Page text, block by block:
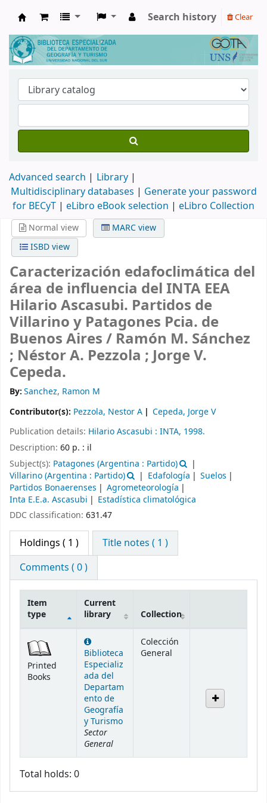
Biblioteca de Geografía y Turismo
Search history Clear
Advanced search
Library
Multidisciplinary databases | Generate your password
for BECyT | eLibro eBook selection | eLibro Collection
Normal view
MARC view
ISBD view
Caracterización edafoclimática del
área de influencia del INTA EEA
Hilario Ascasubi. Partidos de
Villarino y Patagones Pcia. de
Buenos Aires / Ramón M. Sánchez
; Néstor A. Pezzola ; Jorge V.
Cepeda.
By:Sanchez, Ramon M
Contributor(s): Pezzola, Nestor A
Cepeda, Jorge V
Publication details: Hilario Ascasubi : INTA, 1998.
Description: 60 p. : il
Subject(s): Patagones (Argentina : Partido)
Villarino (Argentina : Partido)
Edafología
Suelos
Partidos Bonaerenses
Agrometeorología
Inta E.E.a. Ascasubi
Estadística climatológica
DDC classification: 631.47
Holdings ( 1 )
Title notes ( 1 )
Comments ( 0 )
Item
type
Current
library
Collection
Printed
Books
Biblioteca
Especializ
ada del
Departam
ento de
Geografía
y Turismo
Sector
General
Colección
General
Total holds: 0